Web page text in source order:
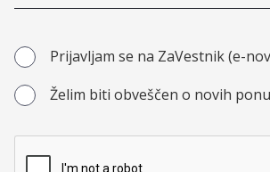
Prijavljam se na ZaVestnik (e-
Želim biti obveščen o novih